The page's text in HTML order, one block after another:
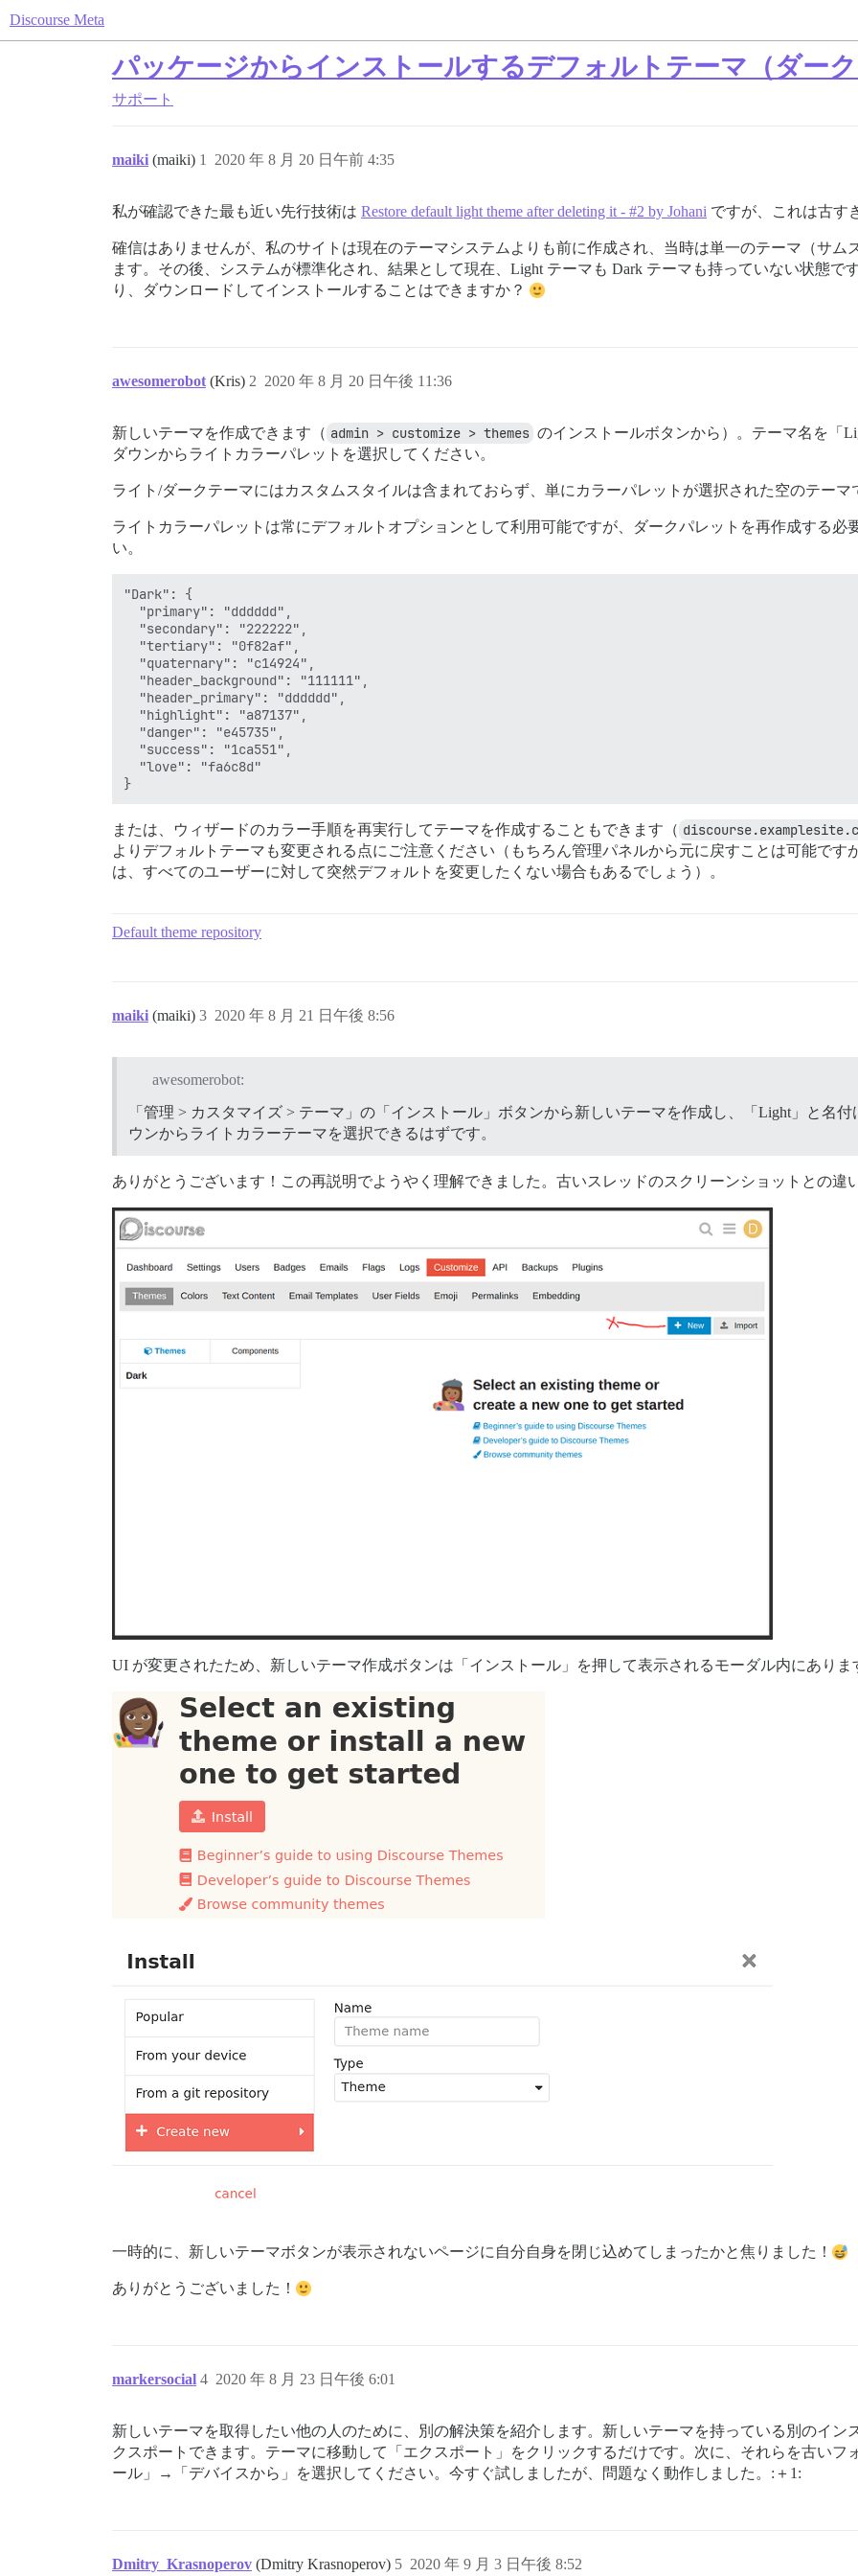
Discourse Meta
パッケージからインストールするデフォルトテーマ（ダー
サポート
maiki (maiki) 2020 年 8 月 20 日午前 4:35
1
私が確認できた最も近い先行技術は Restore default light theme after deleting it - #2 by Johani ですが、これは古す
確信はありませんが、私のサイトは現在のテーマシステムよりも前に作成され、当時は単一のテーマ（サム
ます。その後、システムが標準化され、結果として現在、Light テーマも Dark テーマも持っていない状態で
り、ダウンロードしてインストールすることはできますか？
awesomerobot (Kris) 2020 年 8 月 20 日午後 11:36
2
新しいテーマを作成できます（ admin > customize > themes のインストールボタンから）。テーマ名を「
ダウンからライトカラーパレットを選択してください。
ライト/ダークテーマにはカスタムスタイルは含まれておらず、単にカラーパレットが選択された空のテーマ
ライトカラーパレットは常にデフォルトオプションとして利用可能ですが、ダークパレットを再作成する必
い。
"Dark": {
  "primary": "dddddd",
  "secondary": "222222",
  "tertiary": "0f82af",
  "quaternary": "c14924",
  "header_background": "111111",
  "header_primary": "dddddd",
  "highlight": "a87137",
  "danger": "e45735",
  "success": "1ca551",
  "love": "fa6c8d"
または、ウィザードのカラー手順を再実行してテーマを作成することもできます（
よりデフォルトテーマも変更される点にご注意ください（もちろん管理パネルから元に戻すことは可能です
は、すべてのユーザーに対して突然デフォルトを変更したくない場合もあるでしょう）。
Default theme repository
maiki (maiki) 2020 年 8 月 21 日午後 8:56
3
awesomerobot:
「管理 > カスタマイズ > テーマ」の「インストール」ボタンから新しいテーマを作成し、「Light」と名
ウンからライトカラーテーマを選択できるはずです。
ありがとうございます！この再説明でようやく理解できました。古いスレッドのスクリーンショットとの違
UI が変更されたため、新しいテーマ作成ボタンは「インストール」を押して表示されるモーダル内にありま
一時的に、新しいテーマボタンが表示されないページに自分自身を閉じ込めてしまったかと焦りました！
ありがとうございました！
markersocial 2020 年 8 月 23 日午後 6:01
4
新しいテーマを取得したい他の人のために、別の解決策を紹介します。新しいテーマを持っている別のイ
クスポートできます。テーマに移動して「エクスポート」をクリックするだけです。次に、それらを古い
ール」→「デバイスから」を選択してください。今すぐ試しましたが、問題なく動作しました。:＋1:
Dmitry_Krasnoperov (Dmitry Krasnoperov) 2020 年 9 月 3 日午後 8:52
5